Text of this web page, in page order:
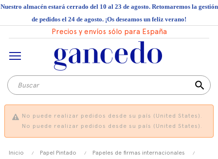
Nuestro almacén estará cerrado del 10 al 23 de agosto. Retomaremos la gestión
de pedidos el 24 de agosto. ¡Os deseamos un feliz verano!
Precios y envíos sólo para España
search
No puede realizar pedidos desde su país (United States).
No puede realizar pedidos desde su país (United States).
Inicio Papel Pintado
Papeles de firmas internacionales